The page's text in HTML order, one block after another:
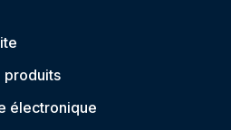
produits
électronique